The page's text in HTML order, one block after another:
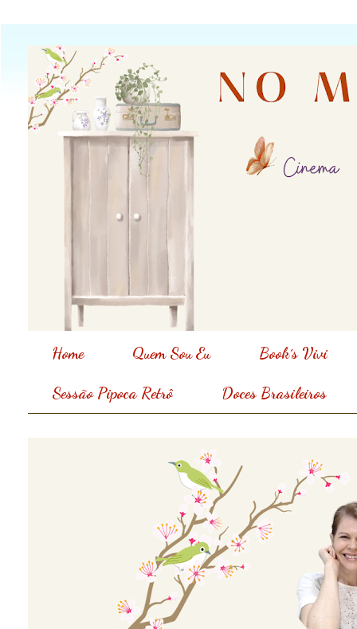
Home Quem Sou Eu Book´s Vivi
Sessão Pipoca Retrô Doces Brasileiros